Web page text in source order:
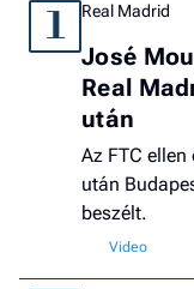
1 Real Madrid
José
Real
után
Az FTC
után
beszélt.